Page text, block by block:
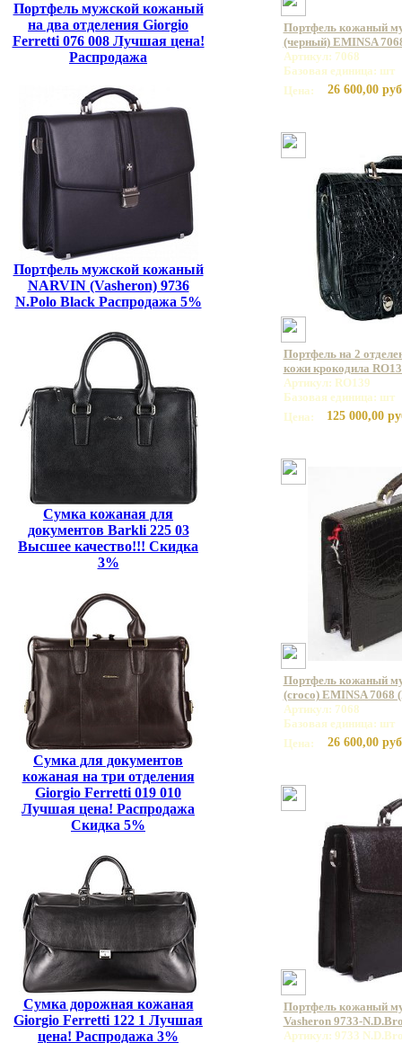
Портфель мужской кожаный
на два отделения Giorgio
Ferretti 076 008 Лучшая цена!
Распродажа
Портфель мужской кожаный
NARVIN (Vasheron) 9736
N.Polo Black Распродажа 5%
Сумка кожаная для
документов Barkli 225 03
Высшее качество!!! Скидка
3%
Сумка для документов
кожаная на три отделения
Giorgio Ferretti 019 010
Лучшая цена! Распродажа
Скидка 5%
Сумка дорожная кожаная
Giorgio Ferretti 122 1 Лучшая
цена! Распродажа 3%
Портфель кожаный
(черный) EMINSA
Артикул: 7068
Базовая единица: шт
Цена:
26 600,00
Портфель на 2
кожи крокодила
Артикул: RO139
Базовая единица: шт
Цена:
125 000,00
Портфель кожаный
(croco) EMINSA 7068
Артикул: 7068
Базовая единица: шт
Цена:
26 600,00
Портфель кожаный
Vasheron 9733-
Артикул: 9733